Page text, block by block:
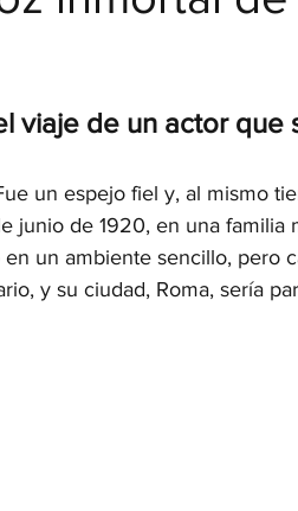
viaje de un actor que
un espejo fiel y, al mismo
junio de 1920, en una
un ambiente sencillo, pero
y su ciudad, Roma, sería